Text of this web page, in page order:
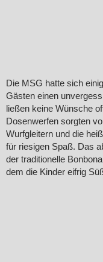
Die MSG hatte sich
Gästen einen
ließen keine Wünsche
Dosenwerfen sorgten
Wurfgleitern und die
für riesigen Spaß. Das
der traditionelle
dem die Kinder eifrig